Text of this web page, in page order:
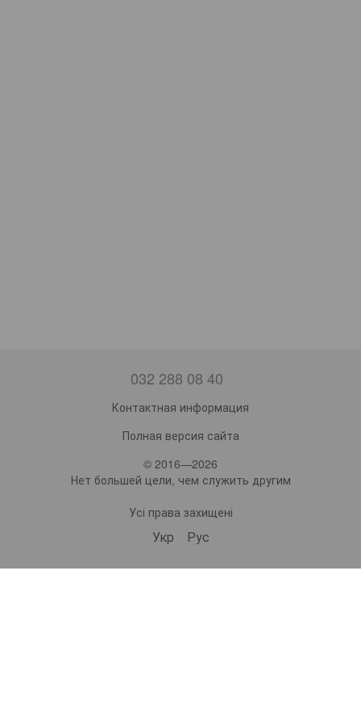
032 288 08 40
Контактная информация
Полная версия сайта
© 2016—2026
Нет большей цели, чем служить другим
Усі права захищені
Укр Рус